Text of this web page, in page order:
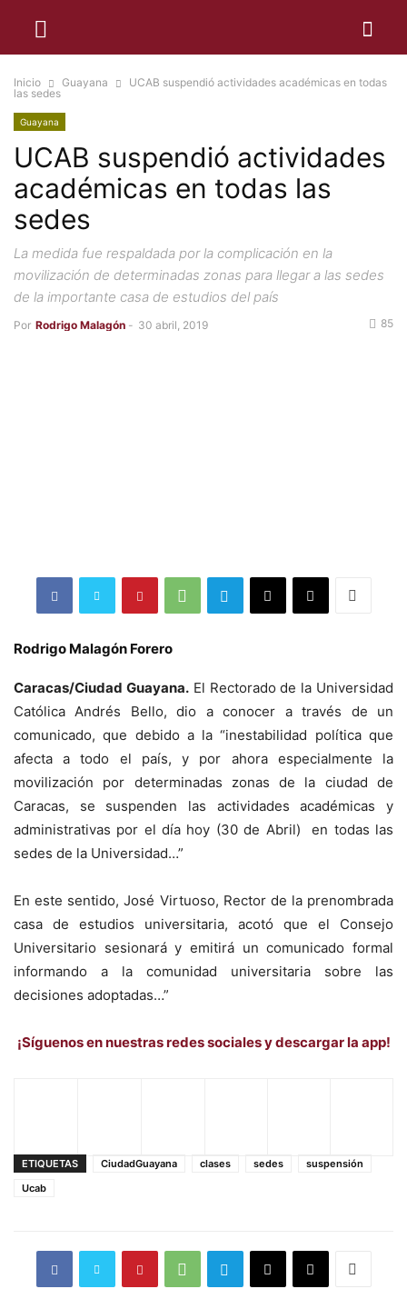
Inicio Guayana
UCAB suspendió actividades académicas en todas
las sedes
Guayana
UCAB suspendió actividades
académicas en todas las
sedes
La medida fue respaldada por la complicación en la
movilización de determinadas zonas para llegar a las sedes
de la importante casa de estudios del país
Por Rodrigo Malagón - 30 abril, 2019 85
Rodrigo Malagón Forero
Caracas/Ciudad Guayana.El Rectorado de la Universidad
Católica Andrés Bello, dio a conocer a través de un
comunicado, que debido a la “inestabilidad política que
afecta a todo el país, y por ahora especialmente la
movilización por determinadas zonas de la ciudad de
Caracas, se suspenden las actividades académicas y
administrativas por el día hoy (30 de Abril) en todas las
sedes de la Universidad…”
En este sentido, José Virtuoso, Rector de la prenombrada
casa de estudios universitaria, acotó que el Consejo
Universitario sesionará y emitirá un comunicado formal
informando a la comunidad universitaria sobre las
decisiones adoptadas…”
¡Síguenos en nuestras redes sociales y descargar la app!
ETIQUETAS CiudadGuayana clases sedes
suspensión
Ucab